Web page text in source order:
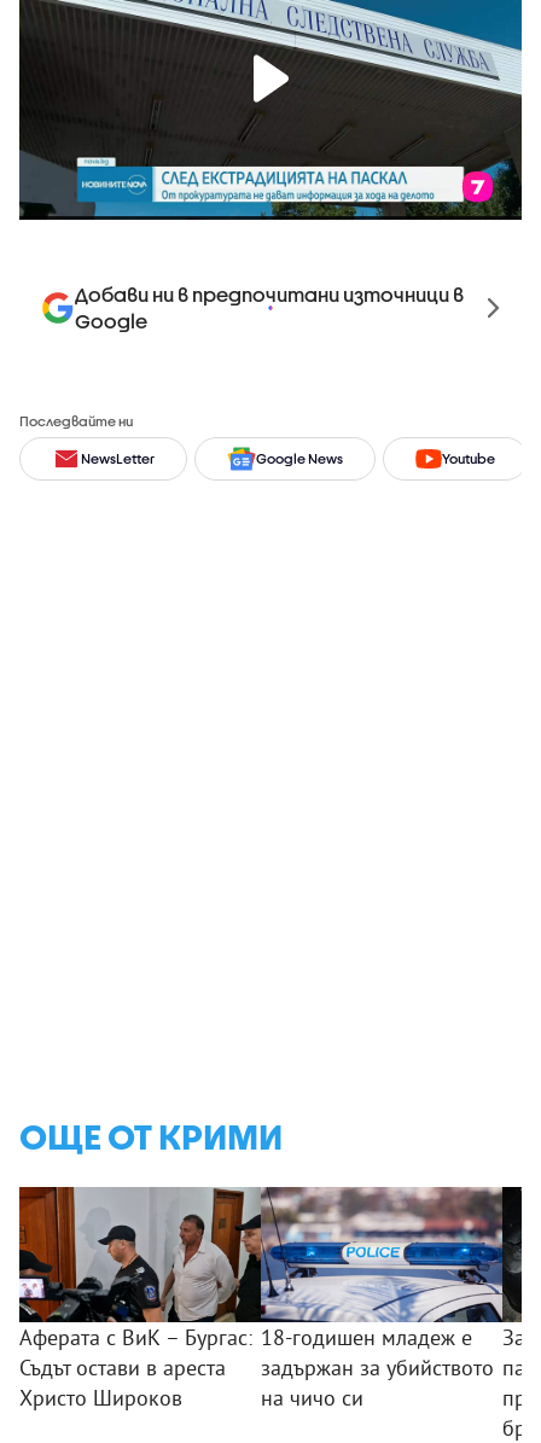
Добави ни в предпочитани източници в
Google
Последвайте ни
NewsLetter Google News Youtube
ОЩЕ ОТ КРИМИ
Аферата с ВиК – Бургас:
Съдът остави в ареста
Христо Широков
18-годишен младеж е
задържан за убийството
на чичо си